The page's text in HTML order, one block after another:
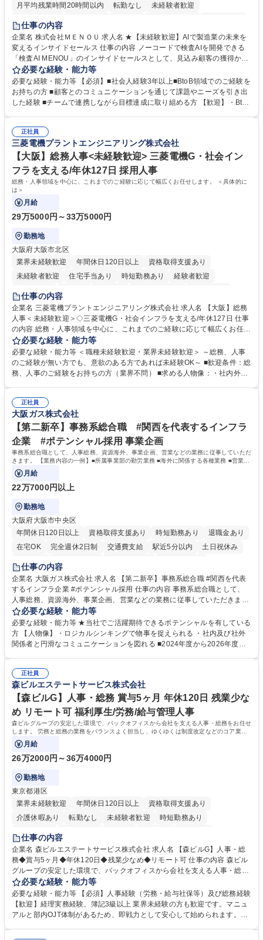
月平均残業時間20時間以内 転勤なし
未経験者歓迎
時短勤務あり
駅近5分以内
土日祝休み 服装自由
仕事の内容
企業名 株式会社ＭＥＮＯＵ 求人名 ★【未経験歓迎】AIで製造業の未来を
変えるインサイドセールス 仕事の内容 ノーコードで検査AIを開発できる
「検査AI MENOU」のインサイドセールスとして、見込み顧客の獲得から
商談機会の創出までを担っていただきます。マーケティングとフィールド
セールスをつなぐ役割として、 適切なタイミングで顧客とコミュニケーシ
ョンを取りながら、受注につながる商談機会の最大化を目指します。 【具
体的な仕事内容】 リードへの電話・メールによるアプローチ/リードナー
実行/フィールドセールスへの案件連携 募集職種 ★【未経験歓迎】AIで製
造業の未来を変えるインサイドセールス
必要な経験・能力等
必要な経験・能力等 【必須】■社会人経験3年以上■BtoB領域でのご経験を
お持ちの方 ■顧客とのコミュニケーションを通じて課題やニーズを引き出
した経験 ■チームで連携しながら目標達成に取り組める方 【歓迎】・BtoB
企画・実行経験 ・CRM・リードナーチャリングに関する知見 ・データを
もとに営業プロセスを改善した経験 学歴・資格 学歴：大学院 大学 高専 短
大 専修学校 高校 語学力： 資格：
正社員
三菱電機プラントエンジニアリング株式会社
【大阪】総務人事<未経験歓迎> 三菱電機G・社会イン
フラを支える/年休127日 採用人事
総務・人事領域を中心に、これまでのご経験に応じて幅広くお任せします。 ＜具体的に
は＞
月給
29万5000円～33万5000円
勤務地
大阪府大阪市北区
業界未経験歓迎
年間休日120日以上
資格取得支援あり
未経験者歓迎
住宅手当あり 時短勤務あり
経験者歓迎
退職金あり
駅近5分以内
土日祝休み 服装自由 寮・社宅あり 食事補助あり
仕事の内容
企業名 三菱電機プラントエンジニアリング株式会社 求人名 【大阪】総務
人事＜未経験歓迎＞◇三菱電機G・社会インフラを支える/年休127日 仕事
の内容 総務・人事領域を中心に、これまでのご経験に応じて幅広くお任せ
します。 ＜具体的には＞ ・総務/人事労務（給与・社保・勤怠管理など）
・採用・教育研修 ・福利厚生運用 など ※基本的には事務所勤務ですが、
採用や教育等の業務内容により、関西圏以外への日帰り・宿泊を伴う国内
出張もございます。 ※担当業務を持ちつつ、お互いに助け合いながら、総
必要な経験・能力等
必要な経験・能力等 ＜職種未経験歓迎・業界未経験歓迎＞ ～総務、人事
のご経験が無い方でも、意欲のある方であれば未経験OK～ ■歓迎条件：総
務、人事のご経験をお持ちの方（業界不問） ■求める人物像：・社内外の
正社員
大阪ガス株式会社
【第二新卒】事務系総合職 #関西を代表するインフラ
企業 #ポテンシャル採用 事業企画
事務系総合職として、人事総務、資源海外、事業企画、営業などの業務に従事していただ
きます。 【業務内容の一例】■所属事業部の勤労業務 ■海外に関係する各種業務 ■営業部
門の企画スタッフ、ルート営業
月給
22万7000円以上
勤務地
大阪府大阪市中央区
年間休日120日以上
資格取得支援あり 時短勤務あり
退職金あり
在宅OK
完全週休2日制 交通費支給 駅近5分以内
土日祝休み
服装自由
第二新卒歓迎
仕事の内容
企業名 大阪ガス株式会社 求人名 【第二新卒】事務系総合職 #関西を代表
するインフラ企業 #ポテンシャル採用 仕事の内容 事務系総合職として、
人事総務、資源海外、事業企画、営業などの業務に従事していただきま
す。 【業務内容の一例】■所属事業部の勤労業務 ■海外に関係する各種業
務 ■営業部門の企画スタッフ、ルート営業 【キャリアパス】入社後の配属
ポジションで一定期間ご活躍頂いた後、本人の適性及び将来のキャリアを
鑑みてジョブローテーションを行います。 【育成】OJTでの現場育成や研
表するインフラ企業 #ポテンシャル採用
必要な経験・能力等
必要な経験・能力等 ★当社でご活躍期待できるポテンシャルを有している
方 【人物像】・ロジカルシンキングで物事を捉えられる ・社内及び社外
関係者と円滑なコミュニケーションを図れる ■2024年度から2026年度ま
72.html ■エネルギーセキュリティの不安定化や気候変動による自然災害の
甚大化など、これまで以上に社会課題解決の重要性が高まっています。
「未来の日常」の創造に向けて持続可能な社会の実現に貢献してまいりま
す。 学歴・資格 学歴：大学院 大学 語学力： 資格：
正社員
森ビルエステートサービス株式会社
【森ビルG】人事・総務 賞与5ヶ月 年休120日 残業少な
め リモート可 福利厚生/労務/給与管理人事
森ビルグループの安定した環境で、バックオフィスから会社を支える人事・総務をお任せ
します。 労務と総務の業務をバランスよく担当し、ゆくゆくは制度改定などのコア業務
にも挑戦できる、やりがいある環境です。
月給
26万2000円～36万4000円
勤務地
東京都港区
業界未経験歓迎
年間休日120日以上
資格取得支援あり
介護休暇あり
転勤なし 未経験者歓迎
時短勤務あり
経験者歓迎
完全週休2日制
交通費支給 長期歓迎 駅近5分以内 土日祝休み
仕事の内容
企業名 森ビルエステートサービス株式会社 求人名 【森ビルG】人事・総
務◆賞与5ヶ月◆年休120日◆残業少なめ◆リモート可 仕事の内容 森ビル
グループの安定した環境で、バックオフィスから会社を支える人事・総務
をお任せします。 労務と総務の業務をバランスよく担当し、ゆくゆくは制
度改定などのコア業務にも挑戦できる、やりがいある環境です。 ■勤怠管
理、給与計算、社会保険手続き、年末調整等の労務管理全般 ■入退社手続
き、社内規定の改定や人事制度改定などのコア業務 ■社内イベントの企画
必要な経験・能力等
必要な経験・能力等 【必須】人事経験（労務・給与社保等）及び総務経験
【歓迎】経理実務経験、簿記3級以上 業界未経験の方も歓迎です。マニュ
アルと部内OJT体制があるため、即戦力として安心して始められます。